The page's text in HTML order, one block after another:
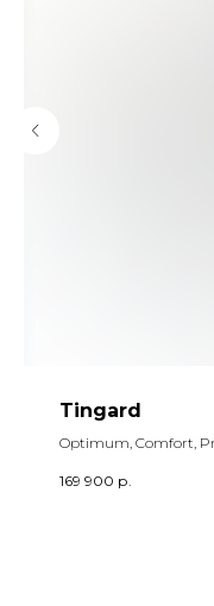
Tingard
Optimum, Comfort,
169 900 р.